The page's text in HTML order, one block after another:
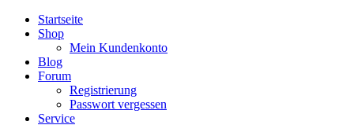
Startseite
Shop
Mein Kundenkonto
Blog
Forum
Registrierung
Passwort vergessen
Service